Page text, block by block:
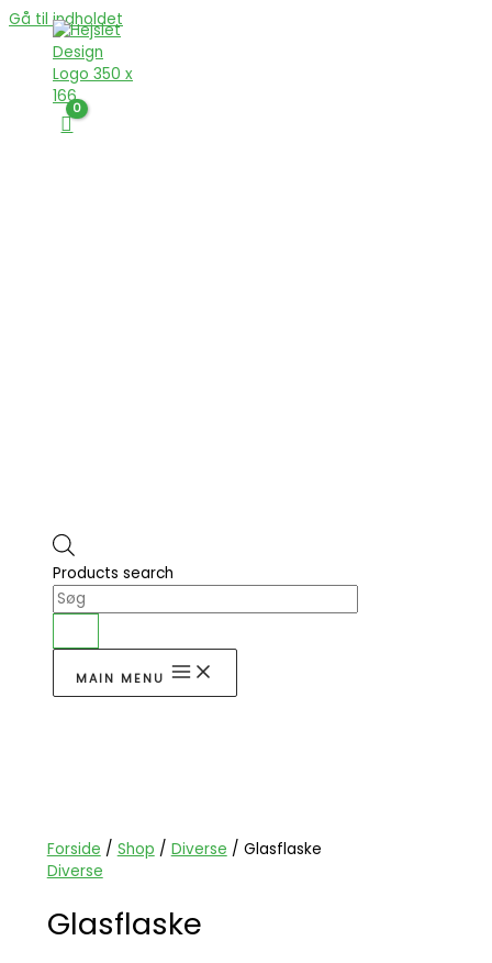
Gå til indholdet
Products search
MAIN MENU
Forside / Shop / Diverse / Glasflaske
Diverse
Glasflaske